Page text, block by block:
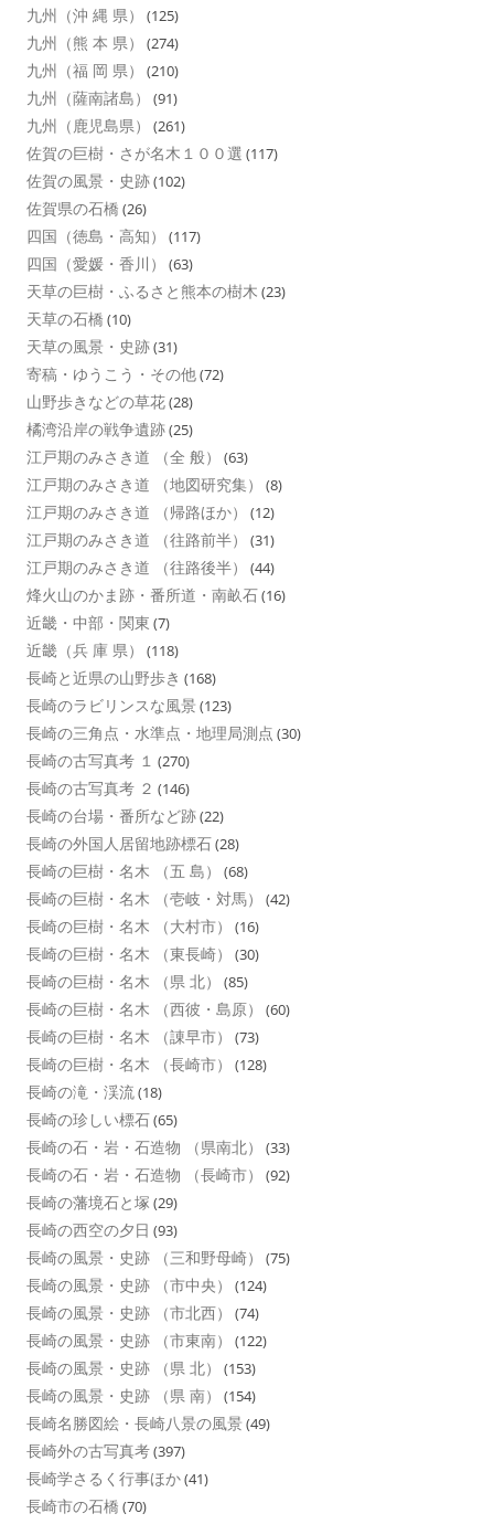
九州（沖 縄 県） (125)
九州（熊 本 県） (274)
九州（福 岡 県） (210)
九州（薩南諸島） (91)
九州（鹿児島県） (261)
佐賀の巨樹・さが名木１００選 (117)
佐賀の風景・史跡(102)
佐賀県の石橋 (26)
四国（徳島・高知） (117)
四国（愛媛・香川） (63)
天草の巨樹・ふるさと熊本の樹木 (23)
天草の石橋 (10)
天草の風景・史跡(31)
寄稿・ゆうこう・その他(72)
山野歩きなどの草花(28)
橘湾沿岸の戦争遺跡(25)
江戸期のみさき道 （全 般） (63)
江戸期のみさき道 （地図研究集） (8)
江戸期のみさき道 （帰路ほか） (12)
江戸期のみさき道 （往路前半） (31)
江戸期のみさき道 （往路後半） (44)
烽火山のかま跡・番所道・南畝石(16)
近畿・中部・関東 (7)
近畿（兵 庫 県） (118)
長崎と近県の山野歩き (168)
長崎のラビリンスな風景 (123)
長崎の三角点・水準点・地理局測点 (30)
長崎の古写真考 １ (270)
長崎の古写真考 ２ (146)
長崎の台場・番所など跡(22)
長崎の外国人居留地跡標石(28)
長崎の巨樹・名木 （五 島） (68)
長崎の巨樹・名木 （壱岐・対馬） (42)
長崎の巨樹・名木 （大村市） (16)
長崎の巨樹・名木 （東長崎） (30)
長崎の巨樹・名木 （県 北） (85)
長崎の巨樹・名木 （西彼・島原） (60)
長崎の巨樹・名木 （諌早市） (73)
長崎の巨樹・名木 （長崎市） (128)
長崎の滝・渓流(18)
長崎の珍しい標石(65)
長崎の石・岩・石造物 （県南北） (33)
長崎の石・岩・石造物 （長崎市） (92)
長崎の藩境石と塚 (29)
長崎の西空の夕日 (93)
長崎の風景・史跡 （三和野母崎） (75)
長崎の風景・史跡 （市中央） (124)
長崎の風景・史跡 （市北西） (74)
長崎の風景・史跡 （市東南） (122)
長崎の風景・史跡 （県 北） (153)
長崎の風景・史跡 （県 南） (154)
長崎名勝図絵・長崎八景の風景 (49)
長崎外の古写真考(397)
長崎学さるく行事ほか(41)
長崎市の石橋 (70)